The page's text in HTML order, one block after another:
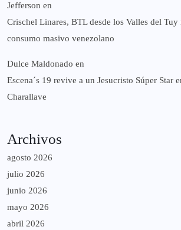
Jefferson en
Crischel Linares, BTL desde los Valles del
consumo masivo venezolano
Dulce Maldonado en
Escena´s 19 revive a un Jesucristo Súper Star
Charallave
Archivos
agosto 2026
julio 2026
junio 2026
mayo 2026
abril 2026